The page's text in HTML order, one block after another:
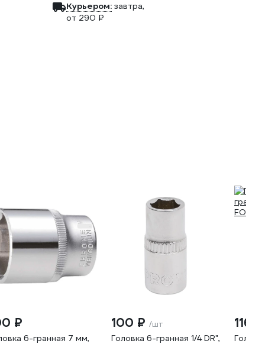
Курьером: завтра,
от 290 ₽
₽
6-гранная 7 мм,
100 ₽ /шт
Головка 6-гранная 1/4 DR",
116 ₽